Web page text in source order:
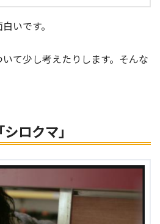
いです。
て少し考えたりします。そんな
ロクマ」